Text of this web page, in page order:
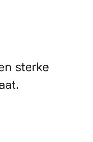
sterke